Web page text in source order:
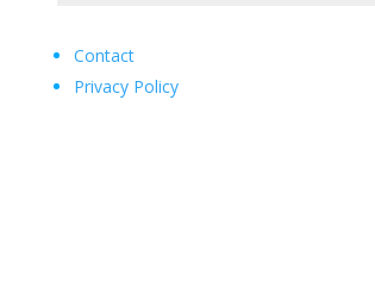
Contact
Privacy Policy